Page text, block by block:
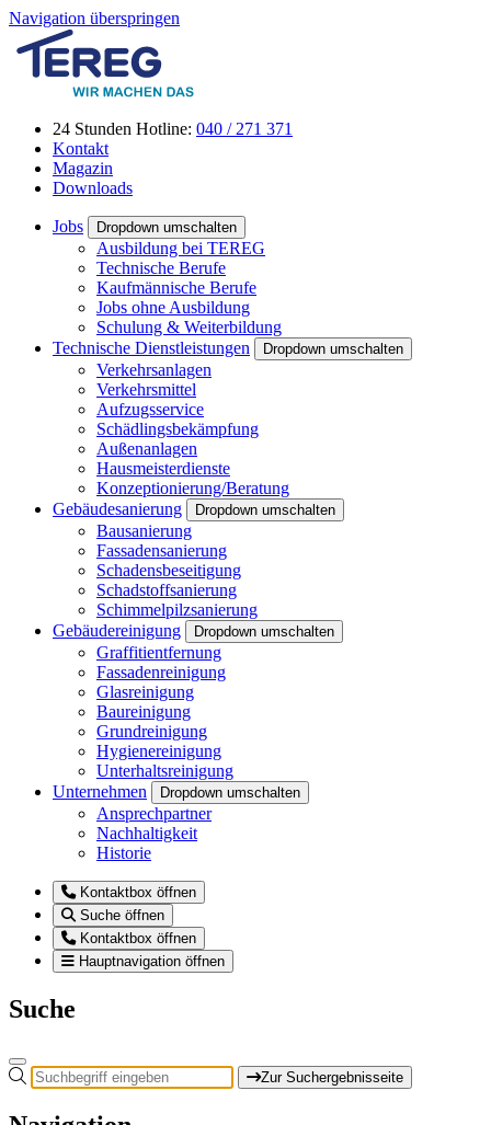
Navigation überspringen
24 Stunden Hotline: 040 / 271 371
Kontakt
Magazin
Downloads
Jobs Dropdown umschalten
Ausbildung bei TEREG
Technische Berufe
Kaufmännische Berufe
Jobs ohne Ausbildung
Schulung & Weiterbildung
Technische Dienstleistungen
Dropdown umschalten
Verkehrsanlagen
Verkehrsmittel
Aufzugsservice
Schädlingsbekämpfung
Außenanlagen
Hausmeisterdienste
Konzeptionierung/Beratung
Gebäudesanierung
Dropdown umschalten
Bausanierung
Fassadensanierung
Schadensbeseitigung
Schadstoffsanierung
Schimmelpilzsanierung
Gebäudereinigung
Dropdown umschalten
Graffitientfernung
Fassadenreinigung
Glasreinigung
Baureinigung
Grundreinigung
Hygienereinigung
Unterhaltsreinigung
Unternehmen
Dropdown umschalten
Ansprechpartner
Nachhaltigkeit
Historie
Kontaktbox öffnen
Suche öffnen
Kontaktbox öffnen
Hauptnavigation öffnen
Suche
Zur Suchergebnisseite